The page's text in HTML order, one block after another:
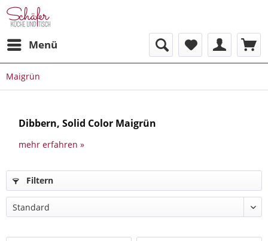
Menü
Maigrün
Dibbern, Solid Color Maigrün
mehr erfahren »
Filtern